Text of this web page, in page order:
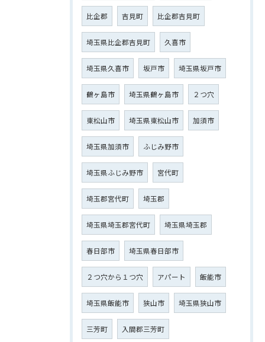
比企郡 吉見町 比企郡吉見町
埼玉県比企郡吉見町 久喜市
埼玉県久喜市 坂戸市 埼玉県坂戸市
鶴ヶ島市 埼玉県鶴ヶ島市 ２つ穴
東松山市 埼玉県東松山市 加須市
埼玉県加須市 ふじみ野市
埼玉県ふじみ野市 宮代町
埼玉郡宮代町 埼玉郡
埼玉県埼玉郡宮代町 埼玉県埼玉郡
春日部市 埼玉県春日部市
２つ穴から１つ穴 アパート 飯能市
埼玉県飯能市 狭山市 埼玉県狭山市
三芳町 入間郡三芳町